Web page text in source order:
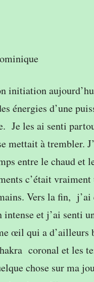
initiation
énergies d’une
Je les ai senti
mettait à trembler.
entre le chaud et
c’était vraiment
Vers la fin, j’ai
intense et j’ai senti
œil qui a d’ailleurs
coronal et les
chose sur ma